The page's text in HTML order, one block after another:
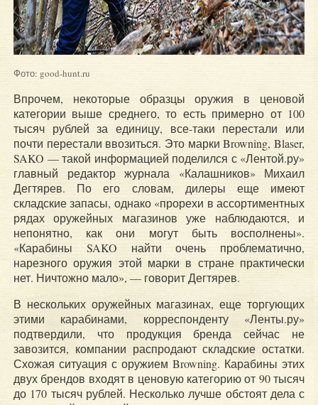
Фото: good-hunt.ru
Впрочем, некоторые образцы оружия в ценовой
категории выше среднего, то есть примерно от 100
тысяч рублей за единицу, все-таки перестали или
почти перестали ввозиться. Это марки Browning, Blaser,
SAKO — такой информацией поделился с «Лентой.ру»
главный редактор журнала «Калашников» Михаил
Дегтярев. По его словам, дилеры еще имеют
складские запасы, однако «прорехи в ассортиментных
рядах оружейных магазинов уже наблюдаются, и
непонятно, как они могут быть восполнены».
«Карабины SAKO найти очень проблематично,
нарезного оружия этой марки в стране практически
нет. Ничтожно мало», — говорит Дегтярев.
В нескольких оружейных магазинах, еще торгующих
этими карабинами, корреспонденту «Ленты.ру»
подтвердили, что продукция бренда сейчас не
завозится, компании распродают складские остатки.
Схожая ситуация с оружием Browning. Карабины этих
двух брендов входят в ценовую категорию от 90 тысяч
до 170 тысяч рублей. Несколько лучше обстоят дела с